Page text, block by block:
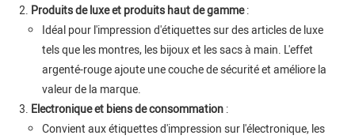
Produits de luxe et produits haut de gamme:
Idéal pour l'impression d'étiquettes sur des articles de luxe
tels que les montres, les bijoux et les sacs à main. L'effet
argenté-rouge ajoute une couche de sécurité et améliore la
valeur de la marque.
Electronique et biens de consommation:
Convient aux étiquettes d'impression sur l'électronique, les